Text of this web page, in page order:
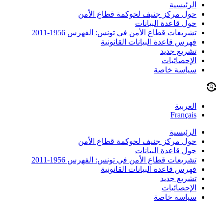
الرئيسية
حول مركز جنيف لحوكمة قطاع الأمن
حول قاعدة البيانات
تشريعات قطاع الأمن في تونس: الفهرس 1956-2011
فهرس قاعدة البيانات القانونية
تشريع جديد
الإحصائيات
سياسة خاصة
العربية
Français
الرئيسية
حول مركز جنيف لحوكمة قطاع الأمن
حول قاعدة البيانات
تشريعات قطاع الأمن في تونس: الفهرس 1956-2011
فهرس قاعدة البيانات القانونية
تشريع جديد
الإحصائيات
سياسة خاصة